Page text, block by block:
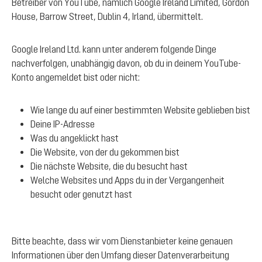
Betreiber von YouTube, nämlich Google Ireland Limited, Gordon
House, Barrow Street, Dublin 4, Irland, übermittelt.
Google Ireland Ltd. kann unter anderem folgende Dinge
nachverfolgen, unabhängig davon, ob du in deinem YouTube-
Konto angemeldet bist oder nicht:
Wie lange du auf einer bestimmten Website geblieben bist
Deine IP-Adresse
Was du angeklickt hast
Die Website, von der du gekommen bist
Die nächste Website, die du besucht hast
Welche Websites und Apps du in der Vergangenheit
besucht oder genutzt hast
Bitte beachte, dass wir vom Dienstanbieter keine genauen
Informationen über den Umfang dieser Datenverarbeitung